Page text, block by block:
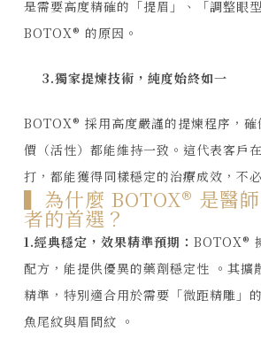
是需要高度精確的「提眉」、「調整眼
BOTOX® 的原因。
3.獨家提煉技術，純度始終如一
BOTOX® 採用高度嚴謹的提煉程序，
價（活性）都能維持一致。這代表客戶
打，都能獲得同樣穩定的治療成效，不
▍為什麼 BOTOX® 是醫
者的首選？
1.經典穩定，效果精準預期： BOTOX®
配方，能提供優異的藥劑穩定性 。其擴
精準，特別適合用於需要「微距精雕」
魚尾紋與眉間紋 。